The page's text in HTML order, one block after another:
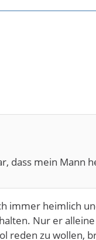
dass mein Mann
immer heimlich
Nur er
reden zu wollen,